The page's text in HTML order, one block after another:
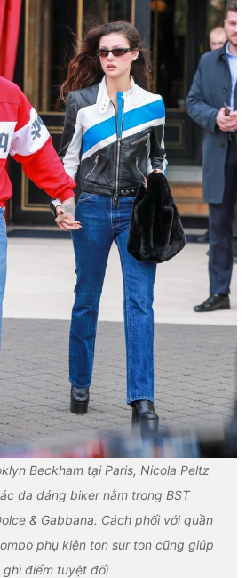
Beckham tại Paris, Nicola Peltz
da dáng biker nằm trong BST
& Gabbana. Cách phối với quần
phụ kiện ton sur ton cũng giúp
ghi điểm tuyệt đối